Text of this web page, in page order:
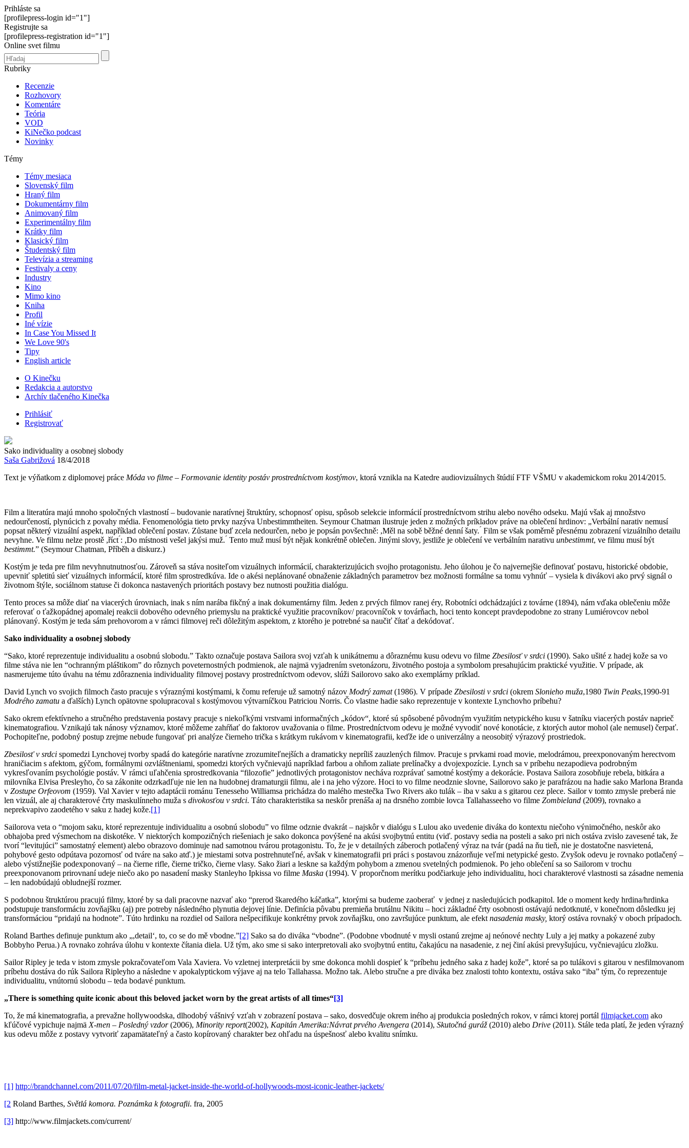
Prihláste sa
[profilepress-login id="1"]
Registrujte sa
[profilepress-registration id="1"]
Online svet filmu
Rubriky
Recenzie
Rozhovory
Komentáre
Teória
VOD
KiNečko podcast
Novinky
Témy
Témy mesiaca
Slovenský film
Hraný film
Dokumentárny film
Animovaný film
Experimentálny film
Krátky film
Klasický film
Študentský film
Televízia a streaming
Festivaly a ceny
Industry
Kino
Mimo kino
Kniha
Profil
Iné vízie
In Case You Missed It
We Love 90's
Tipy
English article
O Kinečku
Redakcia a autorstvo
Archív tlačeného Kinečka
Prihlásiť
Registrovať
Sako individuality a osobnej slobody
Saša Gabrižová 18/4/2018
Text je výňatkom z diplomovej práce Móda vo filme – Formovanie identity postáv prostredníctvom kostýmov, ktorá vznikla na Katedre audiovizuálnych štúdií FTF VŠMU v akademickom roku 2014/2015.
Film a literatúra majú mnoho spoločných vlastností – budovanie naratívnej štruktúry, schopnosť opisu, spôsob selekcie informácií prostredníctvom strihu alebo nového odseku. Majú však aj množstvo
nedourčeností, plynúcich z povahy média. Fenomenológia tieto prvky nazýva Unbestimmtheiten. Seymour Chatman ilustruje jeden z možných príkladov práve na oblečení hrdinov: „Verbální narativ nemusí
popsat některý vizuální aspekt, například oblečení postav. Zůstane buď zcela nedourčen, nebo je popsán povšechně: ,Měl na sobě běžné denní šaty. ́ Film se však poměrně přesnému zobrazení vizuálního detailu
nevyhne. Ve filmu nelze prostě ,říct ́: ,Do místnosti vešel jakýsi muž. ́ Tento muž musí být nějak konkrétně oblečen. Jinými slovy, jestliže je oblečení ve verbálním narativu unbestimmt, ve filmu musí být
bestimmt.” (Seymour Chatman, Příběh a diskurz.)
Kostým je teda pre film nevyhnutnutnosťou. Zároveň sa stáva nositeľom vizuálnych informácií, charakterizujúcich svojho protagonistu. Jeho úlohou je čo najvernejšie definovať postavu, historické obdobie,
upevniť spletitú sieť vizuálnych informácií, ktoré film sprostredkúva. Ide o akési neplánované obnaženie základných parametrov bez možnosti formálne sa tomu vyhnúť – vysiela k divákovi ako prvý signál o
životnom štýle, sociálnom statuse či dokonca nastavených prioritách postavy bez nutnosti použitia dialógu.
Tento proces sa môže diať na viacerých úrovniach, inak s ním narába fikčný a inak dokumentárny film. Jeden z prvých filmov ranej éry, Robotníci odchádzajúci z továrne (1894), nám vďaka oblečeniu môže
referovať o ťažkopádnej apomalej reakcii dobového odevného priemyslu na praktické využitie pracovníkov/ pracovníčok v továrňach, hoci tento koncept pravdepodobne zo strany Lumiérovcov nebol
plánovaný. Kostým je teda sám prehovorom a v rámci filmovej reči dôležitým aspektom, z ktorého je potrebné sa naučiť čítať a dekódovať.
Sako individuality a osobnej slobody
“Sako, ktoré reprezentuje individualitu a osobnú slobodu.” Takto označuje postava Sailora svoj vzťah k unikátnemu a dôraznému kusu odevu vo filme Zbesilosť v srdci (1990). Sako ušité z hadej kože sa vo
filme stáva nie len “ochranným pláštikom” do rôznych poveternostných podmienok, ale najmä vyjadrením svetonázoru, životného postoja a symbolom presahujúcim praktické využitie. V prípade, ak
nasmerujeme túto úvahu na tému zdôraznenia individuality filmovej postavy prostredníctvom odevov, slúži Sailorovo sako ako exemplárny príklad.
David Lynch vo svojich filmoch často pracuje s výraznými kostýmami, k čomu referuje už samotný názov Modrý zamat(1986). V prípade Zbesilosti v srdci (okrem Slonieho muža,1980 Twin Peaks,1990-91
Modrého zamatu a ďalších) Lynch opätovne spolupracoval s kostýmovou výtvarníčkou Patriciou Norris. Čo vlastne hadie sako reprezentuje v kontexte Lynchovho príbehu?
Sako okrem efektívneho a stručného predstavenia postavy pracuje s niekoľkými vrstvami informačných „kódov“, ktoré sú spôsobené pôvodným využitím netypického kusu v šatníku viacerých postáv naprieč
kinematografiou. Vznikajú tak nánosy významov, ktoré môžeme zahŕňať do faktorov uvažovania o filme. Prostredníctvom odevu je možné vyvodiť nové konotácie, z ktorých autor mohol (ale nemusel) čerpať.
Pochopiteľne, podobný postup zrejme nebude fungovať pri analýze čierneho trička s krátkym rukávom v kinematografii, keďže ide o univerzálny a neosobitý výrazový prostriedok.
Zbesilosť v srdci spomedzi Lynchovej tvorby spadá do kategórie naratívne zrozumiteľnejších a dramaticky nepríliš zauzlených filmov. Pracuje s prvkami road movie, melodrámou, preexponovaným herectvom
hraničiacim s afektom, gýčom, formálnymi ozvláštneniami, spomedzi ktorých vyčnievajú napríklad farbou a ohňom zaliate prelínačky a dvojexpozície. Lynch sa v príbehu nezapodieva podrobným
vykresľovaním psychológie postáv. V rámci uľahčenia sprostredkovania “filozofie” jednotlivých protagonistov necháva rozprávať samotné kostýmy a dekorácie. Postava Sailora zosobňuje rebela, bitkára a
milovníka Elvisa Presleyho, čo sa zákonite odzrkadľuje nie len na hudobnej dramaturgii filmu, ale i na jeho výzore. Hoci to vo filme neodznie slovne, Sailorovo sako je parafrázou na hadie sako Marlona Branda
v Zostupe Orfeovom (1959). Val Xavier v tejto adaptácii románu Tenesseho Williamsa prichádza do malého mestečka Two Rivers ako tulák – iba v saku a s gitarou cez plece. Sailor v tomto zmysle preberá nie
len vizuál, ale aj charakterové črty maskulínneho muža s divokosťou v srdci. Táto charakteristika sa neskôr prenáša aj na drsného zombie lovca Tallahasseeho vo filme Zombieland (2009), rovnako a
neprekvapivo zaodetého v saku z hadej kože.[1]
Sailorova veta o “mojom saku, ktoré reprezentuje individualitu a osobnú slobodu” vo filme odznie dvakrát – najskôr v dialógu s Lulou ako uvedenie diváka do kontextu niečoho výnimočného, neskôr ako
obhajoba pred výsmechom na diskotéke. V niektorých kompozičných riešeniach je sako dokonca povýšené na akúsi svojbytnú entitu (viď. postavy sedia na posteli a sako pri nich ostáva zvislo zavesené tak, že
tvorí “levitujúci” samostatný element) alebo obrazovo dominuje nad samotnou tvárou protagonistu. To, že je v detailných záberoch potlačený výraz na tvár (padá na ňu tieň, nie je dostatočne nasvietená,
pohybové gesto odpútava pozornosť od tváre na sako atď.) je miestami sotva postrehnuteľné, avšak v kinematografii pri práci s postavou znázorňuje veľmi netypické gesto. Zvyšok odevu je rovnako potlačený –
alebo výstižnejšie podexponovaný – na čierne rifle, čierne tričko, čierne vlasy. Sako žiari a leskne sa každým pohybom a zmenou svetelných podmienok. Po jeho oblečení sa so Sailorom v trochu
preexponovanom prirovnaní udeje niečo ako po nasadení masky Stanleyho Ipkissa vo filme Maska (1994). V proporčnom merítku podčiarkuje jeho individualitu, hoci charakterové vlastnosti sa zásadne nemenia
– len nadobúdajú obludnejší rozmer.
S podobnou štruktúrou pracujú filmy, ktoré by sa dali pracovne nazvať ako “prerod škaredého káčatka”, ktorými sa budeme zaoberať v jednej z nasledujúcich podkapitol. Ide o moment kedy hrdina/hrdinka
podstupuje transformáciu zovňajšku (aj) pre potreby následného plynutia dejovej línie. Definícia pôvabu premieňa brutálnu Nikitu – hoci základné črty osobnosti ostávajú nedotknuté, v konečnom dôsledku jej
transformáciou “pridajú na hodnote”. Túto hrdinku na rozdiel od Sailora nešpecifikuje konkrétny prvok zovňajšku, ono završujúce punktum, ale efekt nasadenia masky, ktorý ostáva rovnaký v oboch prípadoch.
Roland Barthes definuje punktum ako „,detail‘, to, co se do mě vbodne.”[2] Sako sa do diváka “vbodne”. (Podobne vbodnuté v mysli ostanú zrejme aj neónové nechty Luly a jej matky a pokazené zuby
Bobbyho Perua.) A rovnako zohráva úlohu v kontexte čítania diela. Už tým, ako sme si sako interpretovali ako svojbytnú entitu, čakajúcu na nasadenie, z nej činí akúsi prevyšujúcu, vyčnievajúcu zložku.
Sailor Ripley je teda v istom zmysle pokračovateľom Vala Xaviera. Vo vzletnej interpretácii by sme dokonca mohli dospieť k “príbehu jedného saka z hadej kože”, ktoré sa po tulákovi s gitarou v nesfilmovanom
príbehu dostáva do rúk Sailora Ripleyho a následne v apokalyptickom výjave aj na telo Tallahassa. Možno tak. Alebo stručne a pre diváka bez znalosti tohto kontextu, ostáva sako “iba” tým, čo reprezentuje
individualitu, vnútornú slobodu – teda bodavé punktum.
„There is something quite iconic about this beloved jacket worn by the great artists of all times“[3]
To, že má kinematografia, a prevažne hollywoodska, dlhodobý vášnivý vzťah v zobrazení postava – sako, dosvedčuje okrem iného aj produkcia posledných rokov, v rámci ktorej portál filmjacket.com ako
kľúčové vypichuje najmä X-men – Posledný vzdor(2006), Minority report(2002), Kapitán Amerika:Návrat prvého Avengera (2014), Skutočná guráž(2010) alebo Drive (2011). Stále teda platí, že jeden výrazný
kus odevu môže z postavy vytvoriť zapamätateľný a často kopírovaný charakter bez ohľadu na úspešnosť alebo kvalitu snímku.
[1] http://brandchannel.com/2011/07/20/film-metal-jacket-inside-the-world-of-hollywoods-most-iconic-leather-jackets/
[2 Roland Barthes, Světlá komora. Poznámka k fotografii. fra, 2005
[3] http://www.filmjackets.com/current/